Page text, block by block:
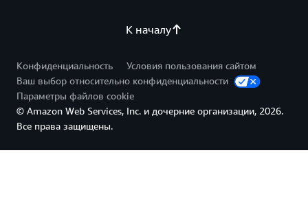
К началу
Конфиденциальность
Условия пользования сайтом
Ваш выбор относительно конфиденциальности
Параметры файлов cookie
© Amazon Web Services, Inc. и дочерние организации, 2026.
Все права защищены.